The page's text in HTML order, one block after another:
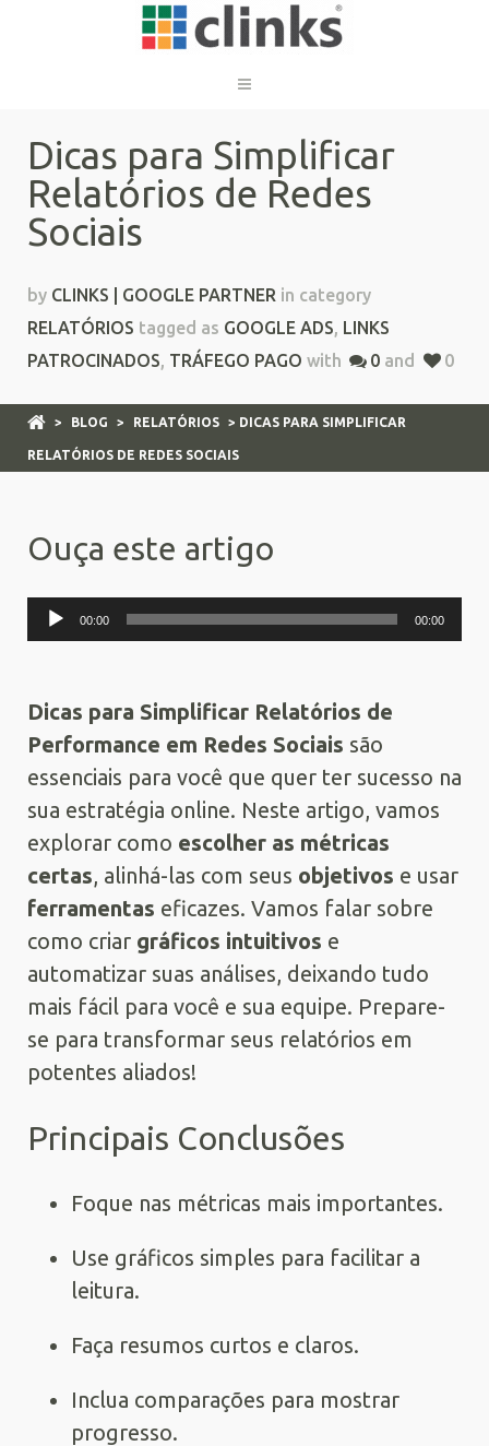
Dicas para Simplificar
Relatórios de Redes
Sociais
by CLINKS | GOOGLE PARTNER in category
RELATÓRIOS tagged as GOOGLE ADS, LINKS
PATROCINADOS, TRÁFEGO PAGO with 0 and 0
> BLOG > RELATÓRIOS > DICAS PARA SIMPLIFICAR
RELATÓRIOS DE REDES SOCIAIS
Ouça este artigo
Tocador
de
00:00 00:00
Dicas para Simplificar Relatórios de
Performance em Redes Sociais são
essenciais para você que quer ter sucesso na
sua estratégia online. Neste artigo, vamos
explorar como escolher as métricas
certas, alinhá-las com seus objetivos e usar
ferramentas eficazes. Vamos falar sobre
como criar gráficos intuitivos e
automatizar suas análises, deixando tudo
mais fácil para você e sua equipe. Prepare-
se para transformar seus relatórios em
potentes aliados!
Principais Conclusões
Foque nas métricas mais importantes.
Use gráficos simples para facilitar a
leitura.
Faça resumos curtos e claros.
Inclua comparações para mostrar
progresso.